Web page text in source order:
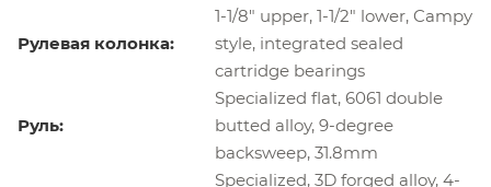
Рулевая колонка:
1-1/8" upper, 1-1/2" lower, Campy
style, integrated sealed
cartridge bearings
Руль:
Specialized flat, 6061 double
butted alloy, 9-degree
backsweep, 31.8mm
Specialized, 3D forged alloy, 4-